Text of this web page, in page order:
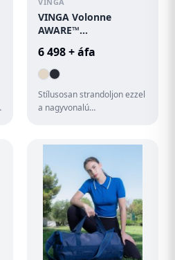
VINGA Volonne
AWARE™
vászon strandtáska
6 498 + áfa
Stílusosan strandoljon ezzel
a nagyvonalú
oldalán t...